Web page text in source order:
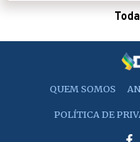
QUEM SOMOS
POLÍTICA DE